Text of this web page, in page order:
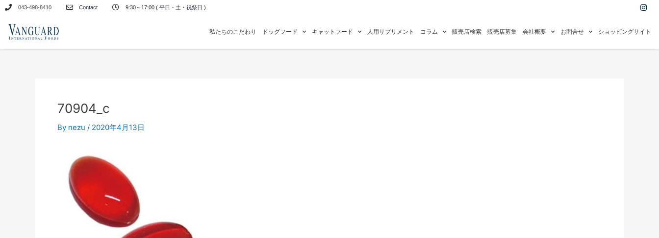
キ
043-498-8410 Contact 9:30～17:00 ( 平日・土・祝祭日 ) I
n
a
r
私たちのこだわり ドッグフード キャットフード 人用サプリメント コラム 販売店検索 販売店募集 会社概要 お問合せ ショッピングサイト
70904_c
By nezu / 2020年4月13日